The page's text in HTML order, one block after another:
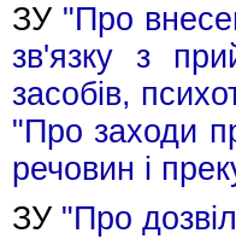
ЗУ "Про
зв'язку з
засобів,
"Про заходи
речовин і
ЗУ "Про